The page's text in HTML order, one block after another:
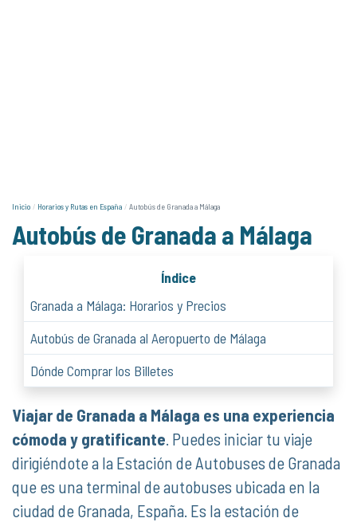
Inicio Horarios y Rutas en España Autobús de Granada a Málaga
Autobús de Granada a Málaga
Índice
Granada a Málaga: Horarios y Precios
Autobús de Granada al Aeropuerto de Málaga
Dónde Comprar los Billetes
Viajar de Granada a Málaga es una experiencia
cómoda y gratificante. Puedes iniciar tu viaje
dirigiéndote a la Estación de Autobuses de Granada
que es una terminal de autobuses ubicada en la
ciudad de Granada, España. Es la estación de